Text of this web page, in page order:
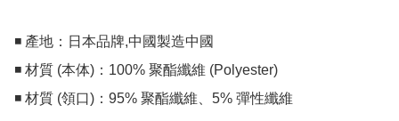
◾ 產地：日本品牌,中國製造中國
◾ 材質 (本体)：100% 聚酯纖維 (Polyester)
◾ 材質 (領口)：95% 聚酯纖維、5% 彈性纖維